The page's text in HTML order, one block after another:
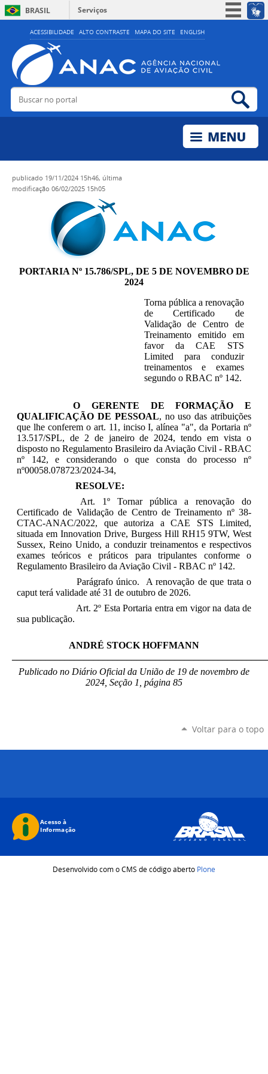
ACESSIBILIDADE ALTO CONTRASTE MAPA DO SITE ENGLISH
BRASIL
Serviços
Simplifique!
Acesso à informação
Legislação
Buscar no portal
publicado 19/11/2024 15h46, última
modificação 06/02/2025 15h05
PORTARIA Nº 15.786/SPL, DE 5 DE NOVEMBRO DE
2024
Torna pública a renovação
de Certificado de
Validação de Centro de
Treinamento emitido em
favor da CAE STS
Limited para conduzir
treinamentos e exames
segundo o RBAC nº 142.
O GERENTE DE FORMAÇÃO E
QUALIFICAÇÃO DE PESSOAL, no uso das atribuições
que lhe conferem o art. 11, inciso I, alínea "a", da Portaria nº
13.517/SPL, de 2 de janeiro de 2024, tendo em vista o
disposto no Regulamento Brasileiro da Aviação Civil - RBAC
nº 142, e considerando o que consta do processo nº
nº00058.078723/2024-34,
RESOLVE:
Art. 1º Tornar pública a renovação do
Certificado de Validação de Centro de Treinamento nº38-
CTAC-ANAC/2022, que autoriza a CAE STS Limited,
situada em Innovation Drive, Burgess Hill RH15 9TW, West
Sussex, Reino Unido, a conduzir treinamentos e respectivos
exames teóricos e práticos para tripulantes conforme o
Regulamento Brasileiro da Aviação Civil - RBAC nº 142.
Parágrafo único. A renovação de que trata o
caput terá validade até 31 de outubro de 2026.
Art. 2º Esta Portaria entra em vigor na data de
sua publicação.
ANDRÉ STOCK HOFFMANN
Publicado no Diário Oficial da União de 19 de novembro de
2024, Seção 1, página 85
Voltar para o topo
Desenvolvido com o CMS de código aberto Plone